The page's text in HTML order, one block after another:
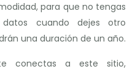
para que no tengas
cuando dejes otro
una duración de un año.
conectas a este sitio,